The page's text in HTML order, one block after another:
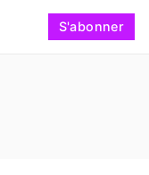
S'abonner